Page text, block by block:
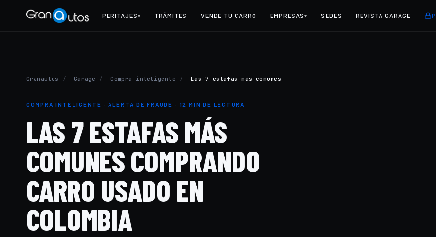
PERITAJES▾ TRÁMITES VENDE TU CARRO EMPRESAS▾ SEDES REVISTA GARAGE
Granautos / Garage / Compra inteligente / Las 7 estafas más comunes
COMPRA INTELIGENTE · ALERTA DE FRAUDE · 12 MIN DE LECTURA
LAS 7 ESTAFAS MÁS
COMUNES COMPRANDO
CARRO USADO EN
COLOMBIA